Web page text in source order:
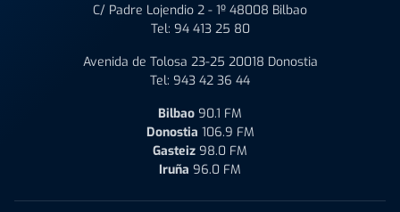
C/ Padre Lojendio 2 - 1º 48008 Bilbao
Tel: 94 413 25 80
Avenida de Tolosa 23-25 20018 Donostia
Tel: 943 42 36 44
Bilbao 90.1 FM
Donostia 106.9 FM
Gasteiz 98.0 FM
Iruña 96.0 FM